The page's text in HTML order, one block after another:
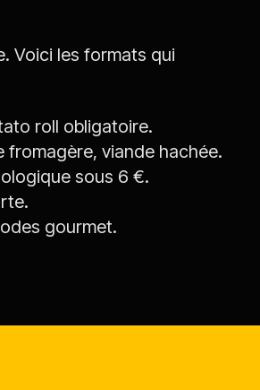
Voici les formats qui
roll obligatoire.
viande hachée.
sous 6 €.
gourmet.